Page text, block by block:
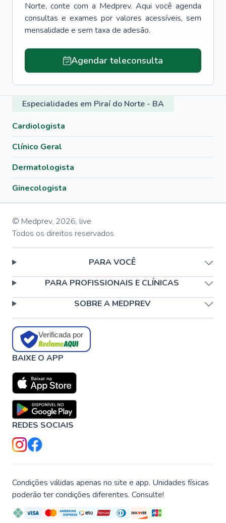
Norte, conte com a Medprev. Aqui você agenda
consultas e exames por valores acessíveis, sem
mensalidade e sem taxa de adesão.
Agendar teleconsulta
Especialidades em Piraí do Norte - BA
Cardiologista
Clínico Geral
Dermatologista
Ginecologista
© Medprev, 2026, live
Todos os direitos reservados
PARA VOCÊ
PARA PROFISSIONAIS E CLÍNICAS
SOBRE A MEDPREV
Verificada por
BAIXE O APP
REDES SOCIAIS
Condições válidas apenas no site e app. Unidades físicas
poderão ter condições diferentes. Consulte!